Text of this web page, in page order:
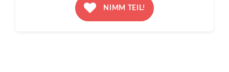
NIMM TEIL!